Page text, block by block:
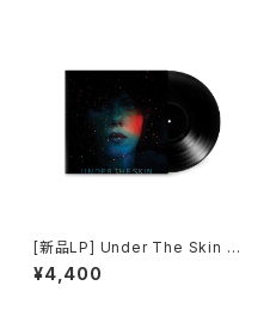
[新品LP] Under The Skin O
ST -Mica Levi / アンダー・
ザ・スキン 種の捕食
¥4,400